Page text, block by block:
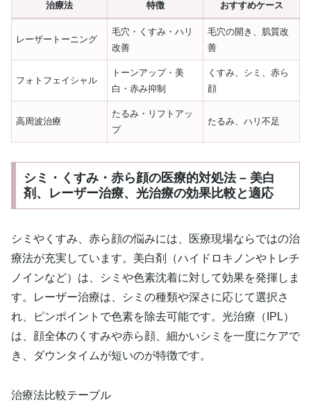
治療法 特徴 おすすめケース
レーザートーニング
毛穴・くすみ・ハリ
改善
毛穴の開き、肌質改
善
フォトフェイシャル
トーンアップ・美
白・赤み抑制
くすみ、シミ、赤ら
顔
高周波治療
たるみ・リフトアッ
プ
たるみ、ハリ不足
シミ・くすみ・赤ら顔の医療的対処法 – 美白
剤、レーザー治療、光治療の効果比較と適応
シミやくすみ、赤ら顔の悩みには、医療現場ならではの治
療法が充実しています。美白剤（ハイドロキノンやトレチ
ノインなど）は、シミや色素沈着に対して効果を発揮しま
す。レーザー治療は、シミの種類や深さに応じて選択さ
れ、ピンポイントで色素を除去可能です。光治療（IPL）
は、顔全体のくすみや赤ら顔、細かいシミを一度にケアで
き、ダウンタイムが短いのが特徴です。
治療法比較テーブル